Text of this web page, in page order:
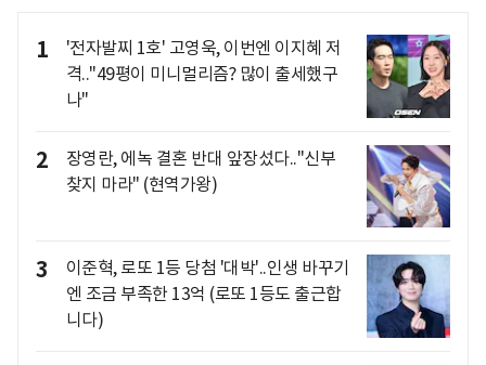
1
'전자발찌 1호' 고영욱, 이번엔 이지혜 저
격.."49평이 미니멀리즘? 많이 출세했구
나"
2
장영란, 에녹 결혼 반대 앞장섰다.."신부
찾지 마라" (현역가왕)
3
이준혁, 로또 1등 당첨 '대박'..인생 바꾸기
엔 조금 부족한 13억 (로또 1등도 출근합
니다)